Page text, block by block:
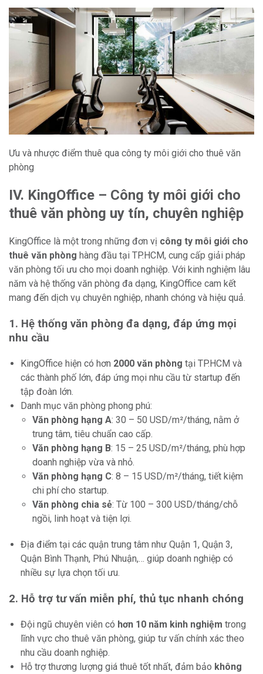
Ưu và nhược điểm thuê qua công ty môi giới cho thuê văn
phòng
IV. KingOffice – Công ty môi giới cho
thuê văn phòng uy tín, chuyên nghiệp
KingOffice là một trong những đơn vị công ty môi giới cho
thuê văn phòng hàng đầu tại TP.HCM, cung cấp giải pháp
văn phòng tối ưu cho mọi doanh nghiệp. Với kinh nghiệm lâu
năm và hệ thống văn phòng đa dạng, KingOffice cam kết
mang đến dịch vụ chuyên nghiệp, nhanh chóng và hiệu quả.
1. Hệ thống văn phòng đa dạng, đáp ứng mọi
nhu cầu
KingOffice hiện có hơn 2000 văn phòng tại TP.HCM và
các thành phố lớn, đáp ứng mọi nhu cầu từ startup đến
tập đoàn lớn.
Danh mục văn phòng phong phú:
Văn phòng hạng A: 30 – 50 USD/m²/tháng, nằm ở
trung tâm, tiêu chuẩn cao cấp.
Văn phòng hạng B: 15 – 25 USD/m²/tháng, phù hợp
doanh nghiệp vừa và nhỏ.
Văn phòng hạng C: 8 – 15 USD/m²/tháng, tiết kiệm
chi phí cho startup.
Văn phòng chia sẻ: Từ 100 – 300 USD/tháng/chỗ
ngồi, linh hoạt và tiện lợi.
Địa điểm tại các quận trung tâm như Quận 1, Quận 3,
Quận Bình Thạnh, Phú Nhuận,… giúp doanh nghiệp có
nhiều sự lựa chọn tối ưu.
2. Hỗ trợ tư vấn miễn phí, thủ tục nhanh chóng
Đội ngũ chuyên viên có hơn 10 năm kinh nghiệm trong
lĩnh vực cho thuê văn phòng, giúp tư vấn chính xác theo
nhu cầu doanh nghiệp.
Hỗ trợ thương lượng giá thuê tốt nhất, đảm bảo không